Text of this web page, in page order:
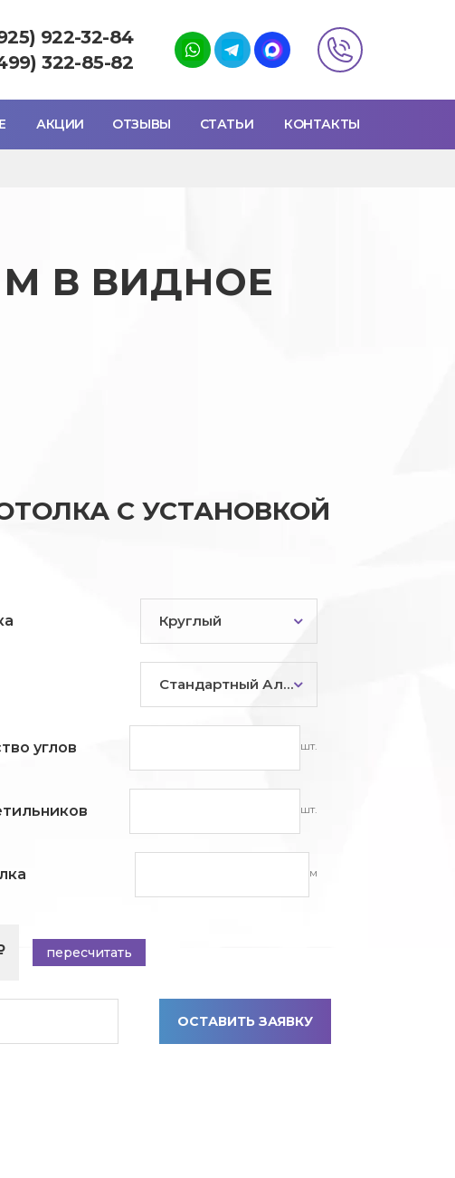
922-32-84
322-85-82
АКЦИИ ОТЗЫВЫ СТАТЬИ КОНТАКТЫ
В ВИДНОЕ
С УСТАНОВКОЙ
Круглый
Стандартный Алюминий
углов шт.
шт.
м
пересчитать
ОСТАВИТЬ ЗАЯВКУ